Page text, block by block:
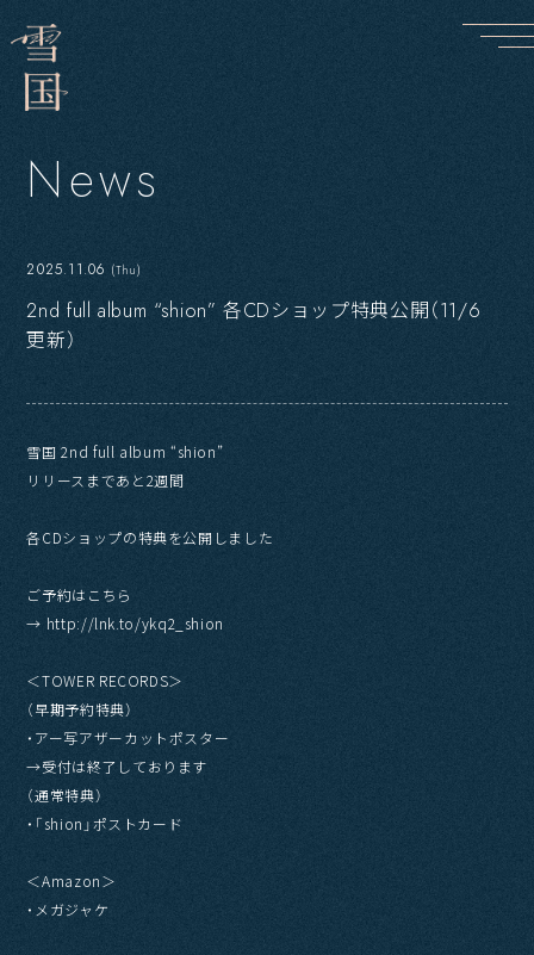
News
2025.11.06 (Thu)
2nd full album “shion” 各CDショップ特典公開（11/6
更新）
雪国 2nd full album “shion”
リリースまであと2週間
各CDショップの特典を公開しました
ご予約はこちら
→ http://lnk.to/ykq2_shion
＜TOWER RECORDS＞
（早期予約特典）
・アー写アザーカットポスター
→受付は終了しております
（通常特典）
・「shion」ポストカード
＜Amazon＞
・メガジャケ